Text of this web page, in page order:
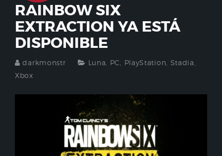
RAINBOW SIX
EXTRACTION YA ESTÁ
DISPONIBLE
darkmonstr Luna PC PlayStation Stadia
Xbox